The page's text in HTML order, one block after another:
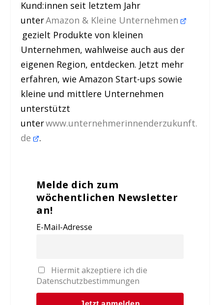
Kund:innen seit letztem Jahr
unterAmazon & Kleine Unternehmen
gezielt Produkte von kleinen
Unternehmen, wahlweise auch aus der
eigenen Region, entdecken. Jetzt mehr
erfahren, wie Amazon Start-ups sowie
kleine und mittlere Unternehmen
unterstützt
unterwww.unternehmerinnenderzukunft.
de
.
Melde dich zum
wöchentlichen Newsletter
an!
E-Mail-Adresse
Hiermit akzeptiere ich die
Datenschutzbestimmungen